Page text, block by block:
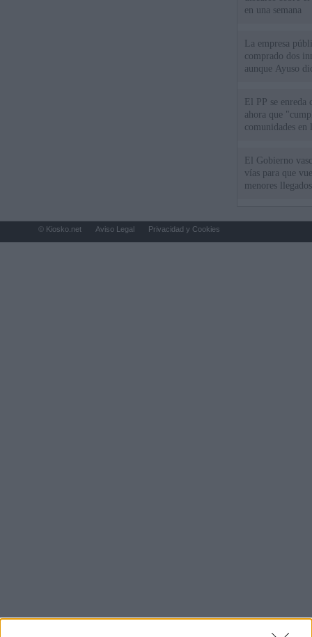
en una semana
La empresa
comprado dos
aunque Ayuso
El PP se
ahora que
comunidades en
El Gobierno
vías para que
menores
© Kiosko.net Aviso Legal Privacidad y Cookies